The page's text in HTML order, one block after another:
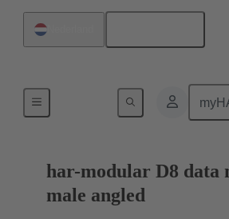
Moederbord naar dochterkaart-
har-modular D8 data
male angled